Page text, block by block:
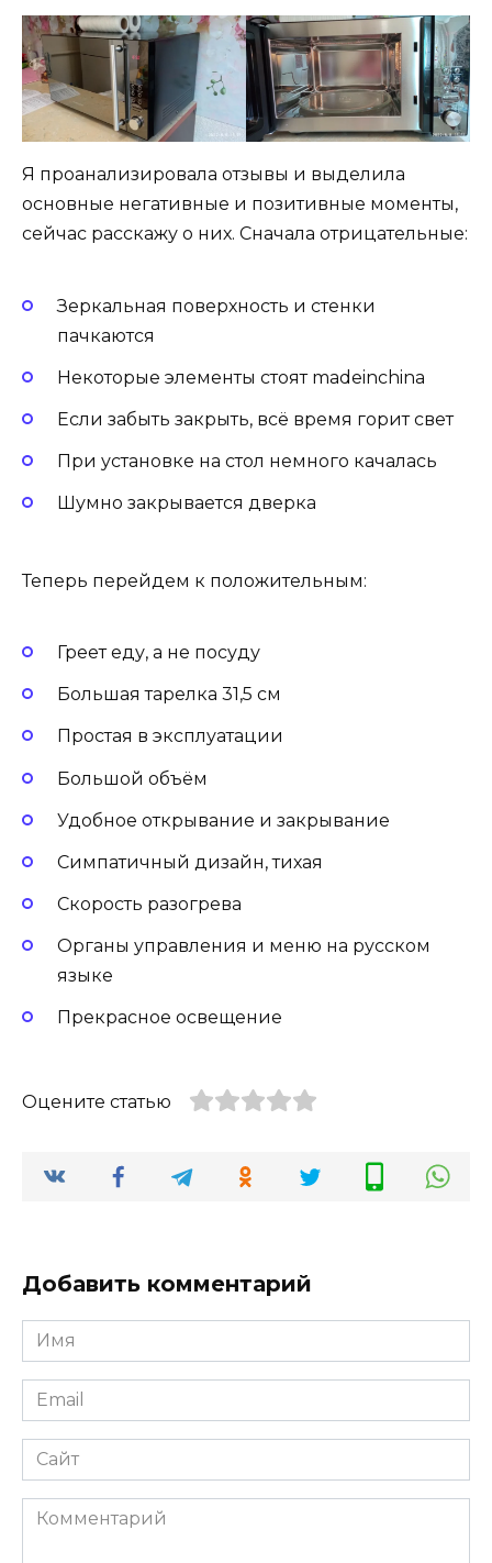
Я проанализировала отзывы и выделила
основные негативные и позитивные моменты,
сейчас расскажу о них. Сначала отрицательные:
Зеркальная поверхность и стенки
пачкаются
Некоторые элементы стоят madeinchina
Если забыть закрыть, всё время горит свет
При установке на стол немного качалась
Шумно закрывается дверка
Теперь перейдем к положительным:
Греет еду, а не посуду
Большая тарелка 31,5 см
Простая в эксплуатации
Большой объём
Удобное открывание и закрывание
Симпатичный дизайн, тихая
Скорость разогрева
Органы управления и меню на русском
языке
Прекрасное освещение
Оцените статью
Добавить комментарий
Имя
Email
Сайт
Комментарий